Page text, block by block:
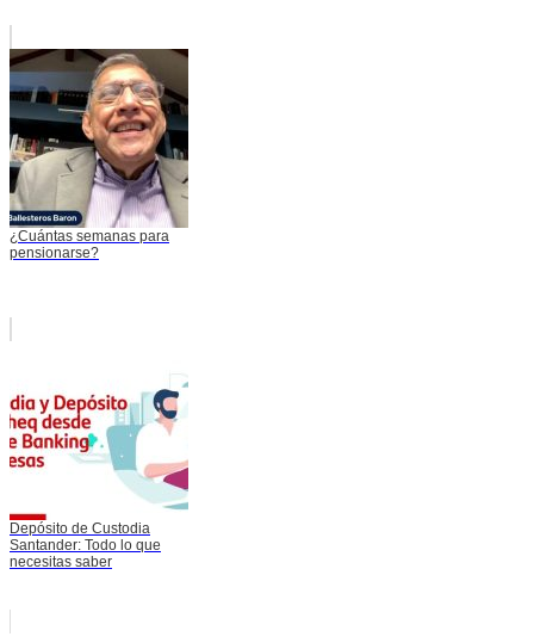
¿Cuántas semanas para
pensionarse?
Depósito de Custodia
Santander: Todo lo que
necesitas saber